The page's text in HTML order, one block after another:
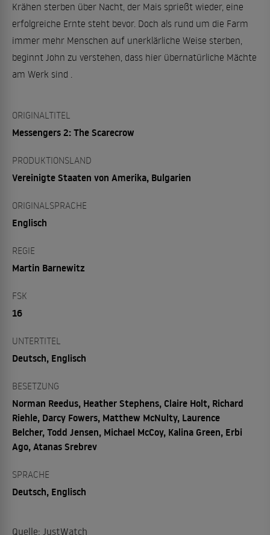
Krähen sterben über Nacht, der Mais sprießt wieder, eine
erfolgreiche Ernte steht bevor. Doch als rund um die Farm
immer mehr Menschen auf unerklärliche Weise sterben,
beginnt John zu verstehen, dass hier übernatürliche Mächte
am Werk sind .
ORIGINALTITEL
Messengers 2: The Scarecrow
PRODUKTIONSLAND
Vereinigte Staaten von Amerika, Bulgarien
ORIGINALSPRACHE
Englisch
REGIE
Martin Barnewitz
FSK
16
UNTERTITEL
Deutsch, Englisch
BESETZUNG
Norman Reedus, Heather Stephens, Claire Holt, Richard
Riehle, Darcy Fowers, Matthew McNulty, Laurence
Belcher, Todd Jensen, Michael McCoy, Kalina Green, Erbi
Ago, Atanas Srebrev
SPRACHE
Deutsch, Englisch
Quelle: JustWatch